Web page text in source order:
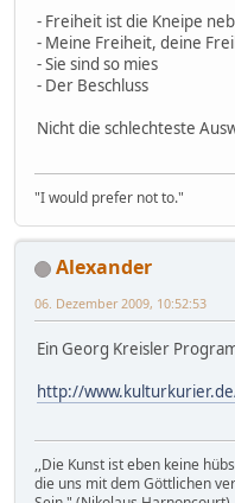
- Freiheit ist die Kneipe
- Meine Freiheit, deine
- Sie sind so mies
- Der Beschluss
Nicht die schlechteste
"I would prefer not to."
Alexander
06. Dezember 2009, 10:52:53
Ein Georg Kreisler
http://
,,Die Kunst ist eben keine
die uns mit dem Göttlichen